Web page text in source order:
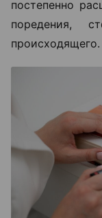
постепенно
поредения,
происходящего.